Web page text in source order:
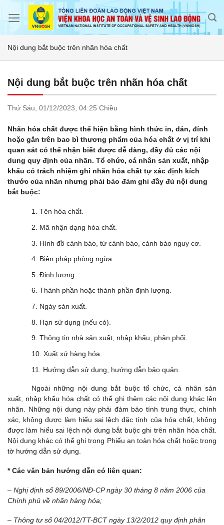
Nội dung bắt buộc trên nhãn hóa chất
Nội dung bắt buộc trên nhãn hóa chất
Thứ Sáu, 01/12/2023, 04:25 Chiều
Nhãn hóa chất được thể hiện bằng hình thức in, dán, đính
hoặc gắn trên bao bì thương phẩm của hóa chất ở vị trí khi
quan sát có thể nhận biết được dễ dàng, đầy đủ các nội
dung quy định của nhãn. Tổ chức, cá nhân sản xuất, nhập
khẩu có trách nhiệm ghi nhãn hóa chất tự xác định kích
thước của nhãn nhưng phải bảo đảm ghi đầy đủ nội dung
bắt buộc:
1. Tên hóa chất.
2. Mã nhận dạng hóa chất.
3. Hình đồ cảnh báo, từ cảnh báo, cảnh báo nguy cơ.
4. Biện pháp phòng ngừa.
5. Định lượng.
6. Thành phần hoặc thành phần định lượng.
7. Ngày sản xuất.
8. Hạn sử dụng (nếu có).
9. Thông tin nhà sản xuất, nhập khẩu, phân phối.
10. Xuất xứ hàng hóa.
11. Hướng dẫn sử dụng, hướng dẫn bảo quản.
Ngoài những nội dung bắt buộc tổ chức, cá nhân sản
xuất, nhập khẩu hóa chất có thể ghi thêm các nội dung khác lên
nhãn. Những nội dung này phải đảm bảo tính trung thực, chính
xác, không được làm hiểu sai lệch đặc tính của hóa chất, không
được làm hiểu sai lệch nội dung bắt buộc ghi trên nhãn hóa chất.
Nội dung khác có thể ghi trong Phiếu an toàn hóa chất hoặc trong
tờ hướng dẫn sử dụng.
* Các văn bản hướng dẫn có liên quan:
– Nghị định số 89/2006/NĐ-CP ngày 30 tháng 8 năm 2006 của
Chính phủ về nhãn hàng hóa;
– Thông tư số 04/2012/TT-BCT ngày 13/2/2012 quy định phân